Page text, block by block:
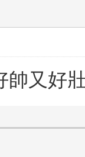
帥又好